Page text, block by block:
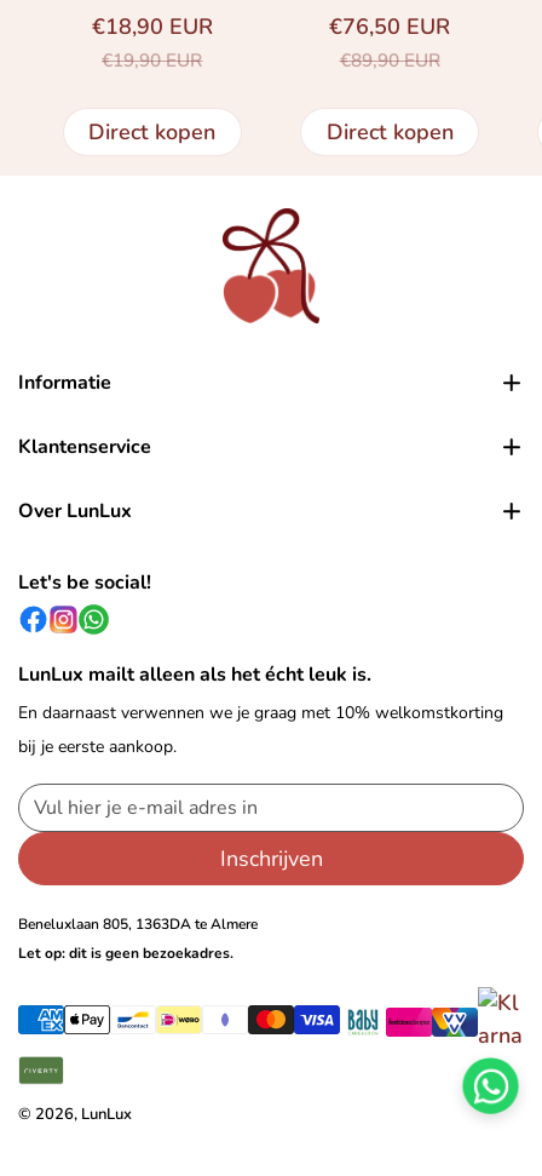
Saleprijs
€18,90 EUR
Normale prijs
€19,90 EUR
Direct kopen
Saleprijs
€76,50 EUR
Normale prijs
€89,90 EUR
Direct kopen
Informatie
Klantenservice
Over LunLux
Let's be social!
LunLux mailt alleen als het écht leuk is.
En daarnaast verwennen we je graag met 10% welkomstkorting
bij je eerste aankoop.
Inschrijven
Beneluxlaan 805, 1363DA te Almere
Let op: dit is geen bezoekadres.
© 2026, LunLux